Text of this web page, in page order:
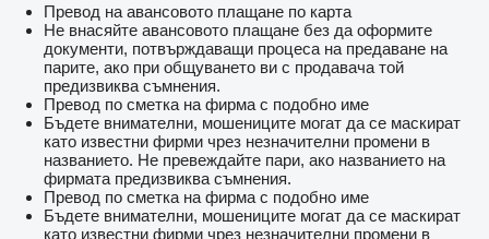
Превод на авансовото плащане по карта
Не внасяйте авансовото плащане без да оформите
документи, потвърждаващи процеса на предаване на
парите, ако при общуването ви с продавача той
предизвиква съмнения.
Превод по сметка на фирма с подобно име
Бъдете внимателни, мошениците могат да се маскират
като известни фирми чрез незначителни промени в
названието. Не превеждайте пари, ако названието на
фирмата предизвиква съмнения.
Превод по сметка на фирма с подобно име
Бъдете внимателни, мошениците могат да се маскират
като известни фирми чрез незначителни промени в